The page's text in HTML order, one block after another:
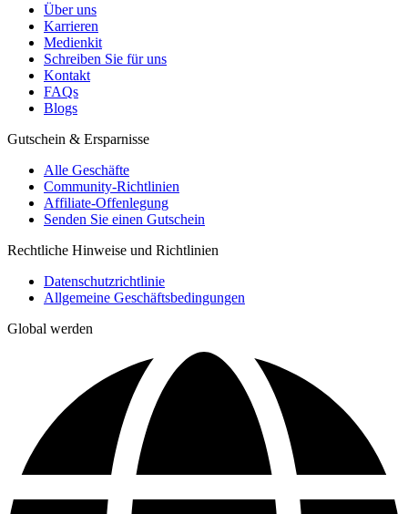
Über uns
Karrieren
Medienkit
Schreiben Sie für uns
Kontakt
FAQs
Blogs
Gutschein & Ersparnisse
Alle Geschäfte
Community-Richtlinien
Affiliate-Offenlegung
Senden Sie einen Gutschein
Rechtliche Hinweise und Richtlinien
Datenschutzrichtlinie
Allgemeine Geschäftsbedingungen
Global werden